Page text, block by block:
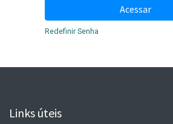
Acessar
Redefinir Senha
Links úteis